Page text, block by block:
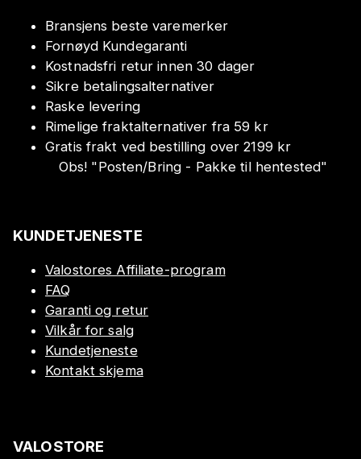
Bransjens beste varemerker
Fornøyd Kundegaranti
Kostnadsfri retur innen 30 dager
Sikre betalingsalternativer
Raske levering
Rimelige fraktalternativer fra 59 kr
Gratis frakt ved bestilling over 2199 kr
Obs! "Posten/Bring - Pakke til hentested"
KUNDETJENESTE
Valostores Affiliate-program
FAQ
Garanti og retur
Vilkår for salg
Kundetjeneste
Kontakt skjema
VALOSTORE